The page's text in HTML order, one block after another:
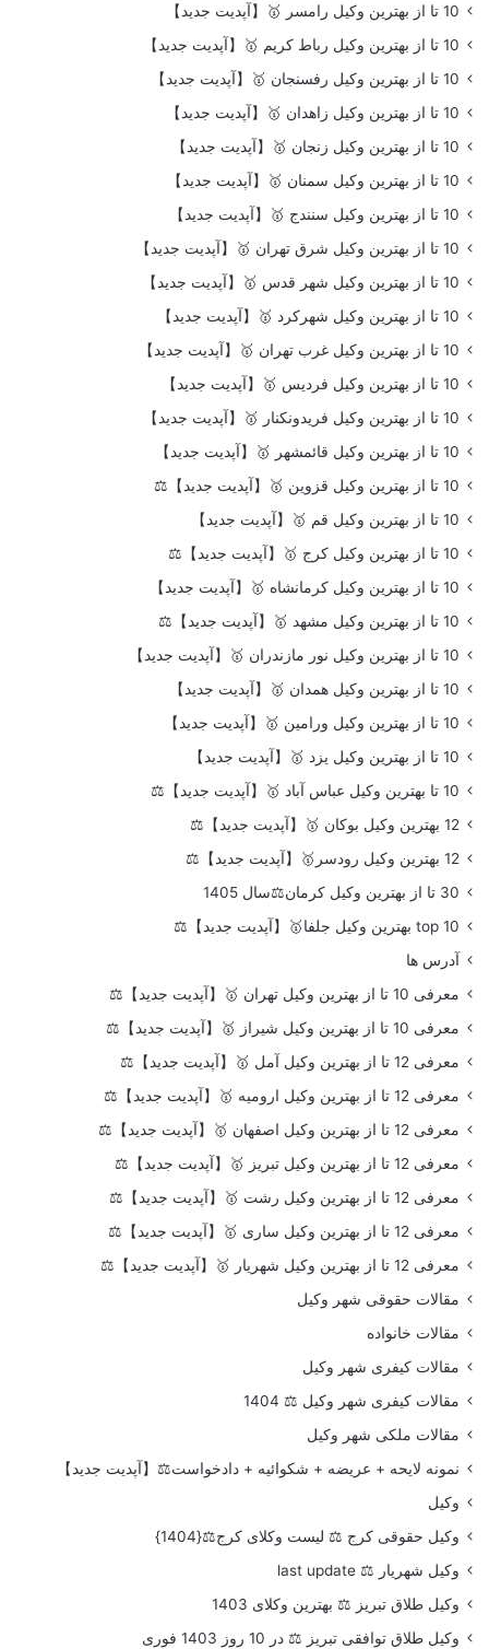
10 تا از بهترین وکیل رامسر 🥇【آپدیت جدید】
10 تا از بهترین وکیل رباط کریم 🥇【آپدیت جدید】
10 تا از بهترین وکیل رفسنجان 🥇【آپدیت جدید】
10 تا از بهترین وکیل زاهدان 🥇【آپدیت جدید】
10 تا از بهترین وکیل زنجان 🥇【آپدیت جدید】
10 تا از بهترین وکیل سمنان 🥇【آپدیت جدید】
10 تا از بهترین وکیل سنندج 🥇【آپدیت جدید】
10 تا از بهترین وکیل شرق تهران 🥇【آپدیت جدید】
10 تا از بهترین وکیل شهر قدس 🥇【آپدیت جدید】
10 تا از بهترین وکیل شهرکرد 🥇【آپدیت جدید】
10 تا از بهترین وکیل غرب تهران 🥇【آپدیت جدید】
10 تا از بهترین وکیل فردیس 🥇【آپدیت جدید】
10 تا از بهترین وکیل فریدونکنار 🥇【آپدیت جدید】
10 تا از بهترین وکیل قائمشهر 🥇【آپدیت جدید】
10 تا از بهترین وکیل قزوین 🥇【آپدیت جدید】⚖️
10 تا از بهترین وکیل قم 🥇【آپدیت جدید】
10 تا از بهترین وکیل کرج 🥇【آپدیت جدید】⚖️
10 تا از بهترین وکیل کرمانشاه 🥇【آپدیت جدید】
10 تا از بهترین وکیل مشهد 🥇【آپدیت جدید】⚖️
10 تا از بهترین وکیل نور مازندران 🥇【آپدیت جدید】
10 تا از بهترین وکیل همدان 🥇【آپدیت جدید】
10 تا از بهترین وکیل ورامین 🥇【آپدیت جدید】
10 تا از بهترین وکیل یزد 🥇【آپدیت جدید】
10 تا بهترین وکیل عباس آباد 🥇【آپدیت جدید】⚖️
12 بهترین وکیل بوکان 🥇【آپدیت جدید】⚖️
12 بهترین وکیل رودسر🥇【آپدیت جدید】⚖️
30 تا از بهترین وکیل کرمان⚖️سال 1405
top 10 بهترین وکیل جلفا🥇【آپدیت جدید】⚖️
آدرس ها
معرفی 10 تا از بهترین وکیل تهران 🥇【آپدیت جدید】⚖️
معرفی 10 تا از بهترین وکیل شیراز 🥇【آپدیت جدید】⚖️
معرفی 12 تا از بهترین وکیل آمل 🥇【آپدیت جدید】⚖️
معرفی 12 تا از بهترین وکیل ارومیه 🥇【آپدیت جدید】⚖️
معرفی 12 تا از بهترین وکیل اصفهان 🥇【آپدیت جدید】⚖️
معرفی 12 تا از بهترین وکیل تبریز 🥇【آپدیت جدید】⚖️
معرفی 12 تا از بهترین وکیل رشت 🥇【آپدیت جدید】⚖️
معرفی 12 تا از بهترین وکیل ساری 🥇【آپدیت جدید】⚖️
معرفی 12 تا از بهترین وکیل شهریار 🥇【آپدیت جدید】⚖️
مقالات حقوقی شهر وکیل
مقالات خانواده
مقالات کیفری شهر وکیل
مقالات کیفری شهر وکیل ⚖️ 1404
مقالات ملکی شهر وکیل
نمونه لایحه + عریضه + شکوائیه + دادخواست⚖️【آپدیت جدید】
وکیل
وکیل حقوقی کرج ⚖️ لیست وکلای کرج⚖️{1404}
وکیل شهریار ⚖️ last update
وکیل طلاق تبریز ⚖️ بهترین وکلای 1403
وکیل طلاق توافقی تبریز ⚖️ در 10 روز 1403 فوری